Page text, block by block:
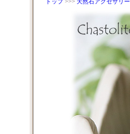
トップ>>> 天然石アクセサリー